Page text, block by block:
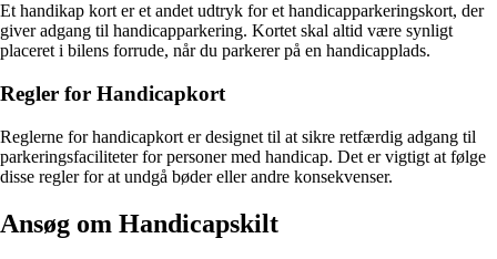
Et handikap kort er et andet udtryk for et handicapparkeringskort, der
giver adgang til handicapparkering. Kortet skal altid være synligt
placeret i bilens forrude, når du parkerer på en handicapplads.
Regler for Handicapkort
Reglerne for handicapkort er designet til at sikre retfærdig adgang til
parkeringsfaciliteter for personer med handicap. Det er vigtigt at følge
disse regler for at undgå bøder eller andre konsekvenser.
Ansøg om Handicapskilt